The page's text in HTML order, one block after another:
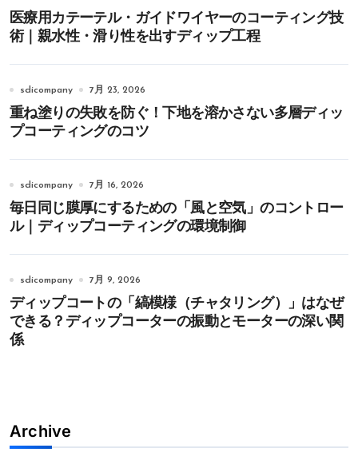
医療用カテーテル・ガイドワイヤーのコーティング技
術｜親水性・滑り性を出すディップ工程
sdicompany 7月 23, 2026
重ね塗りの失敗を防ぐ！下地を溶かさない多層ディッ
プコーティングのコツ
sdicompany 7月 16, 2026
毎日同じ膜厚にするための「風と空気」のコントロー
ル｜ディップコーティングの環境制御
sdicompany 7月 9, 2026
ディップコートの「縞模様（チャタリング）」はなぜ
できる？ディップコーターの振動とモーターの深い関
係
Archive